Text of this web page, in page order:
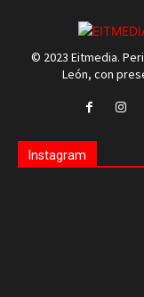
© 2023 Eitmedia.
León, con
Instagram